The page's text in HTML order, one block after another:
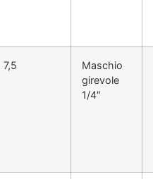
7,5
Maschio
girevole
1/4″